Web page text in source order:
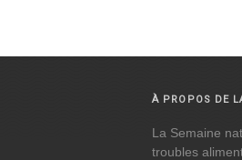
À PROPOS DE
La Semaine
troubles